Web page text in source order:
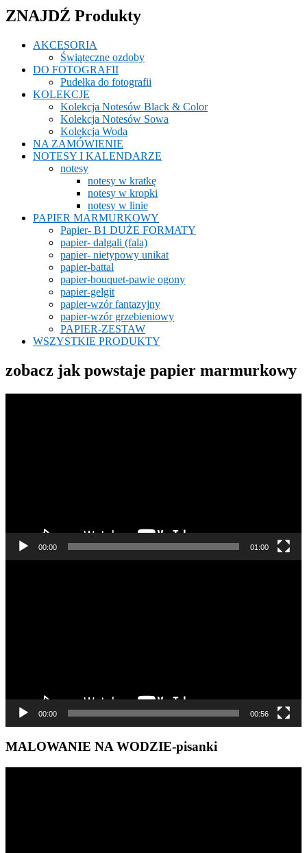
ZNAJDŹ Produkty
AKCESORIA
Świąteczne ozdoby
DO FOTOGRAFII
Pudełka do fotografii
KOLEKCJE
Kolekcja Notesów Black & Color
Kolekcja Notesów Sowa
Kolekcja Woda
NA ZAMÓWIENIE
NOTESY I KALENDARZE
notesy
notesy w kratkę
notesy w kropki
notesy w linie
PAPIER MARMURKOWY
Papier- B1 DUŻE FORMATY
papier- dalgali (fala)
papier- nietypowy unikat
papier-battal
papier-bouquet-pawie ogony
papier-gelgit
papier-wzór fantazyjny
papier-wzór grzebieniowy
PAPIER-ZESTAW
WSZYSTKIE PRODUKTY
zobacz jak powstaje papier marmurkowy
00:00 01:00
00:00 00:56
MALOWANIE NA WODZIE-pisanki